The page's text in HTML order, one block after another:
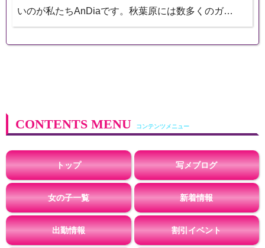
いのが私たちAnDiaです。秋葉原には数多くのガ…
CONTENTS MENU
トップ 写メブログ
女の子一覧 新着情報
出勤情報 割引イベント